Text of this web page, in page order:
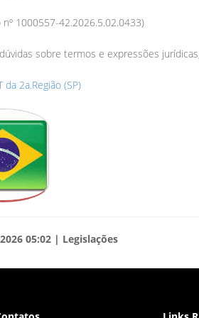
nº 1000557-42.2026.5.02.0433)
sobre termos e expressões
da 2a.Região (SP)
05:02 | Legislações